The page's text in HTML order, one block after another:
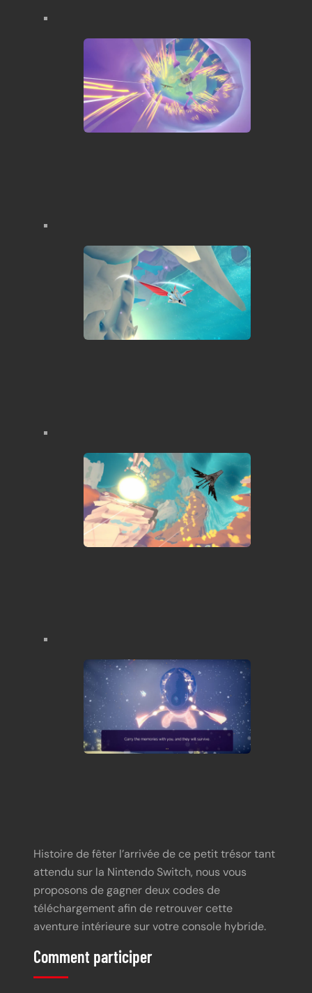
Histoire de fêter l’arrivée de ce petit trésor tant
attendu sur la Nintendo Switch, nous vous
proposons de gagner deux codes de
téléchargement afin de retrouver cette
aventure intérieure sur votre console hybride.
Comment participer